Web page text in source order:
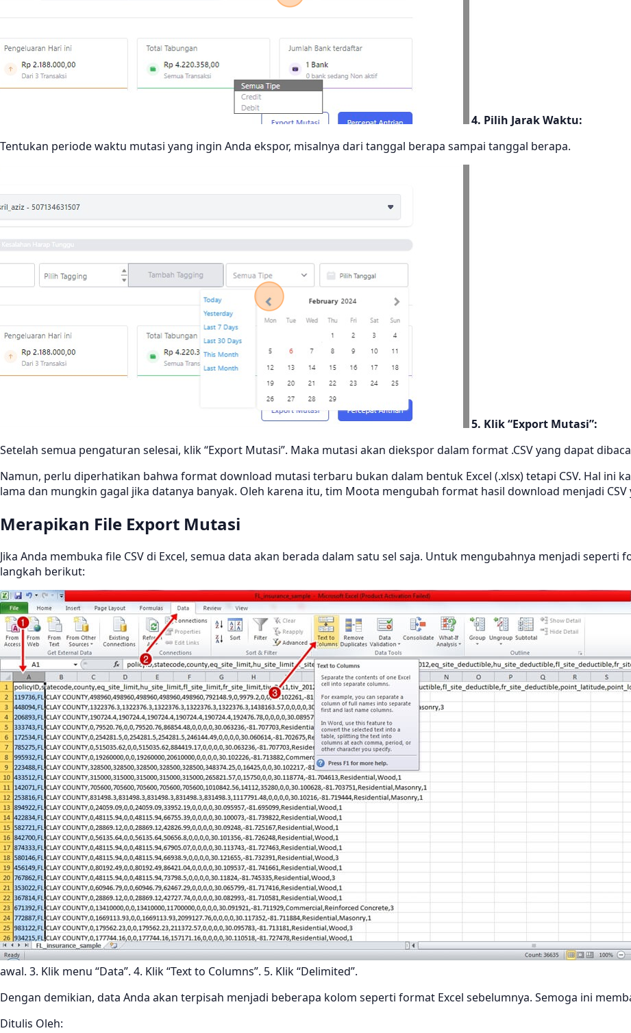
4. Pilih Jarak Waktu:
Tentukan periode waktu mutasi yang ingin Anda ekspor, misalnya dari tanggal berapa sampai tanggal berapa.
5. Klik “Export Mutasi”:
Setelah semua pengaturan selesai, klik “Export Mutasi”. Maka mutasi akan diekspor dalam format .CSV yang dapat
Namun, perlu diperhatikan bahwa format download mutasi terbaru bukan dalam bentuk Excel (.xlsx) tetapi CSV. Hal ini
lama dan mungkin gagal jika datanya banyak. Oleh karena itu, tim Moota mengubah format hasil download menjadi CSV
Merapikan File Export Mutasi
Jika Anda membuka file CSV di Excel, semua data akan berada dalam satu sel saja. Untuk mengubahnya menjadi
langkah berikut:
awal. 3. Klik menu “Data”. 4. Klik “Text to Columns”. 5. Klik “Delimited”.
Dengan demikian, data Anda akan terpisah menjadi beberapa kolom seperti format Excel sebelumnya. Semoga ini
Ditulis Oleh: